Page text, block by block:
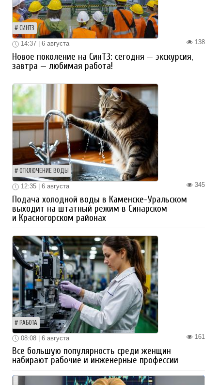
СИНТЗ
138
14:37 | 6 августа
Новое поколение на СинТЗ: сегодня — экскурсия,
завтра — любимая работа!
ОТКЛЮЧЕНИЕ ВОДЫ
345
12:35 | 6 августа
Подача холодной воды в Каменске-Уральском
выходит на штатный режим в Синарском
и Красногорском районах
РАБОТА
161
08:08 | 6 августа
Все большую популярность среди женщин
набирают рабочие и инженерные профессии